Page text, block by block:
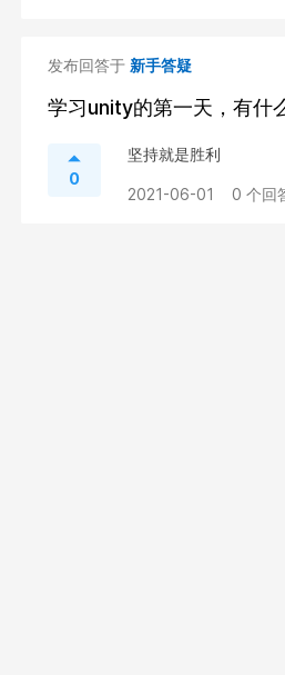
发布回答于 新手答疑
学习unity的第一天，有什
0
坚持就是胜利
2021-06-01 0 个回